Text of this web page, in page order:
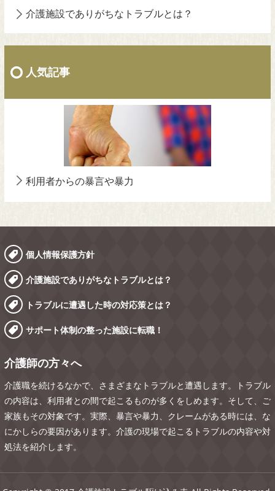
介護施設でありがちなトラブルとは？
人気記事
利用者からの暴言や暴力
個人情報保護方針
介護施設でありがちなトラブルとは？
トラブルに遭遇した時の対応策とは？
サポート体制の整った施設に転職！
介護師の方々へ
介護職を続けるなかで、さまざまなトラブルと遭遇します。トラブル
の内容は、利用者との間で起こるものが多くをしめます。そして、ご
家族もその対象です。実際、暴言や暴力、クレームがある時には、な
にかしらの要因があります。介護の現場で起こるトラブルの内容や対
処法を紹介します。